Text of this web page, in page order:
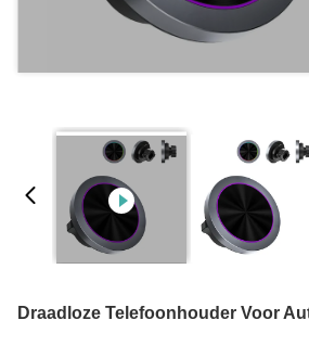
Draadloze Telefoonhouder Voor